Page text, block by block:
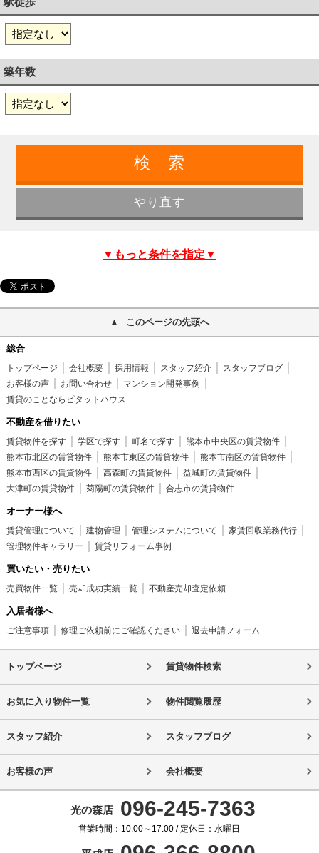
築年数
▼もっと条件を指定▼
このページの先頭へ
総合
トップページ 会社概要 採用情報 スタッフ紹介
スタッフブログ
お客様の声
お問い合わせ
マンション開発事例
賃貸のことならピタットハウス
不動産を借りたい
賃貸物件を探す 学区で探す 町名で探す
熊本市中央区の賃貸物件
熊本市北区の賃貸物件
熊本市東区の賃貸物件
熊本市南区の賃貸物件
熊本市西区の賃貸物件
高森町の賃貸物件
益城町の賃貸物件
大津町の賃貸物件
菊陽町の賃貸物件 合志市の賃貸物件
オーナー様へ
賃貸管理について 建物管理 管理システムについて
家賃回収業務代行
管理物件ギャラリー
賃貸リフォーム事例
買いたい・売りたい
売買物件一覧 売却成功実績一覧 不動産売却査定依頼
入居者様へ
ご注意事項 修理ご依頼前にご確認ください 退去申請フォーム
トップページ 賃貸物件検索
お気に入り物件一覧 物件閲覧履歴
スタッフ紹介 スタッフブログ
お客様の声 会社概要
光の森店 096-245-7363
営業時間：10:00～17:00 / 定休日：水曜日